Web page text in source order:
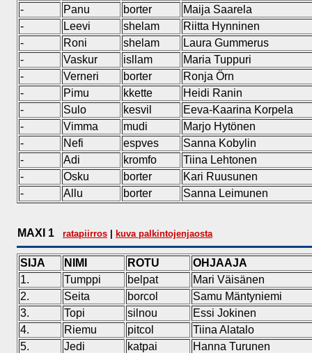
-
Panu borter
Maija Saarela
-
Leevi shelam
Riitta Hynninen
-
Roni shelam
Laura Gummerus
-
Vaskur isllam
Maria Tuppuri
-
Verneri borter
Ronja Örn
-
Pimu kkette
Heidi Ranin
-
Sulo kesvil
Eeva-Kaarina Korpela
-
Vimma mudi
Marjo Hytönen
-
Nefi espves
Sanna Kobylin
-
Adi kromfo
Tiina Lehtonen
-
Osku borter
Kari Ruusunen
-
Allu borter Sanna Leimunen
MAXI 1 ratapiirros kuva palkintojenjaosta
SIJA NIMI ROTU
OHJAAJA
1.
Tumppi belpat
Mari Väisänen
2.
Seita borcol
Samu Mäntyniemi
3.
Topi silnou
Essi Jokinen
4.
Riemu pitcol
Tiina Alatalo
5.
Jedi katpai
Hanna Turunen